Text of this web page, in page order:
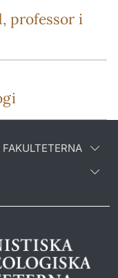
professor i